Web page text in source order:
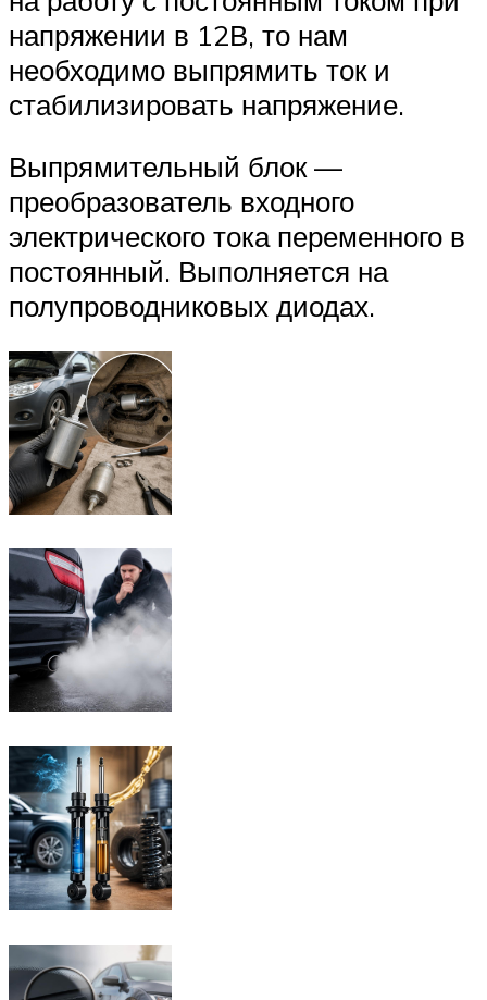
напряжении в 12В, то нам
необходимо выпрямить ток и
стабилизировать напряжение.
Выпрямительный блок —
преобразователь входного
электрического тока переменного в
постоянный. Выполняется на
полупроводниковых диодах.